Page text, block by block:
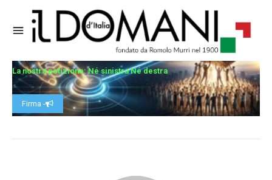
La nostra petizione: Né sinistra Né destra
Firma -